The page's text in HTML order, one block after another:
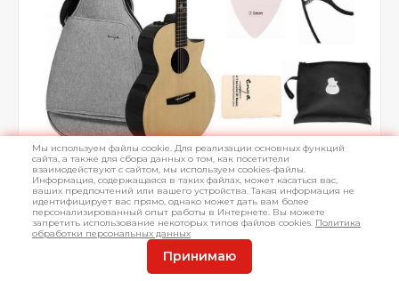
Мы используем файлы cookie. Для реализации основных функций
сайта, а также для сбора данных о том, как посетители
взаимодействуют с сайтом, мы используем cookies-файлы.
Информация, содержащаяся в таких файлах, может касаться вас,
ваших предпочтений или вашего устройства. Такая информация не
идентифицирует вас прямо, однако может дать вам более
персонализированный опыт работы в Интернете. Вы можете
запретить использование некоторых типов файлов cookies. Политика
обработки персональных данных
Принимаю